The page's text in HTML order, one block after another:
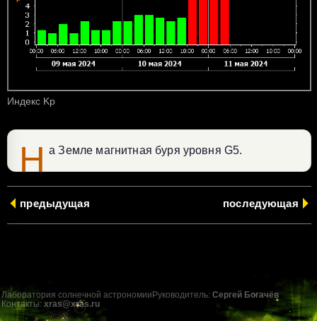
Индекс Kp
Н а Земле магнитная буря уровня G5.
предыдущая последующая
Лаборатория солнечной астрономии Руководитель: Сергей Богачёв
Контакты: xras@xras.ru